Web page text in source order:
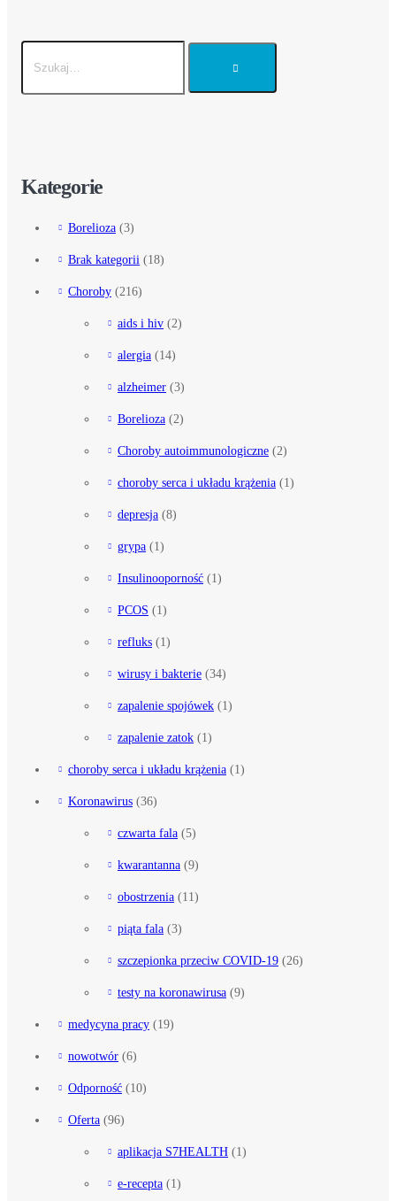
Kategorie
Borelioza (3)
Brak kategorii (18)
Choroby (216)
aids i hiv (2)
alergia (14)
alzheimer (3)
Borelioza (2)
Choroby autoimmunologiczne (2)
choroby serca i układu krążenia (1)
depresja (8)
grypa (1)
Insulinooporność (1)
PCOS (1)
refluks (1)
wirusy i bakterie (34)
zapalenie spojówek (1)
zapalenie zatok (1)
choroby serca i układu krążenia (1)
Koronawirus (36)
czwarta fala (5)
kwarantanna (9)
obostrzenia (11)
piąta fala (3)
szczepionka przeciw COVID-19 (26)
testy na koronawirusa (9)
medycyna pracy (19)
nowotwór (6)
Odporność (10)
Oferta (96)
aplikacja S7HEALTH (1)
e-recepta (1)